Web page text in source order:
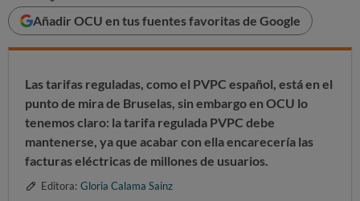
Añadir OCU en tus fuentes favoritas de Google
Las tarifas reguladas, como el PVPC español, está en el
punto de mira de Bruselas, sin embargo en OCU lo
tenemos claro: la tarifa regulada PVPC debe
mantenerse, ya que acabar con ella encarecería las
facturas eléctricas de millones de usuarios.
Editora: Gloria Calama Sainz